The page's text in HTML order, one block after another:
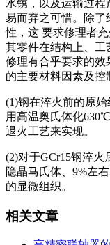
水锈，以及运输过
易而弃之可惜。除
性，这 要求修理者
其零件在结构上、
修理有合乎要求的效
的主要材料因素及控制
(1)钢在淬火前的原始组
用高温奥氏体化
退火工艺来实现。
(2)对于GCr15钢淬火
隐晶马氏体、9%左
的显微组织。
相关文章